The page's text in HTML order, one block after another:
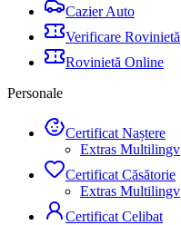
Cazier Auto
Verificare Rovinietă
Rovinietă Online
Personale
Certificat Naștere
Extras Multilingv
Certificat Căsătorie
Extras Multilingv
Certificat Celibat